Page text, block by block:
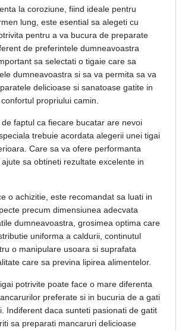
la coroziune, fiind ideale pentru
lung, este esential sa alegeti cu
pentru a va bucura de preparate
de preferintele dumneavoastra
sa selectati o tigaie care sa
dumneavoastra si sa va permita sa va
delicioase si sanatoase gatite in
propriului camin.
faptul ca fiecare bucatar are nevoi
trebuie acordata alegerii unei tigai
Care sa va ofere performanta
sa obtineti rezultate excelente in
o achizitie, este recomandat sa luati in
precum dimensiunea adecvata
dumneavoastra, grosimea optima care
uniforma a caldurii, continutul
o manipulare usoara si suprafata
care sa previna lipirea alimentelor.
potrivite poate face o mare diferenta
preferate si in bucuria de a gati
Indiferent daca sunteti pasionati de gatit
sa preparati mancaruri delicioase